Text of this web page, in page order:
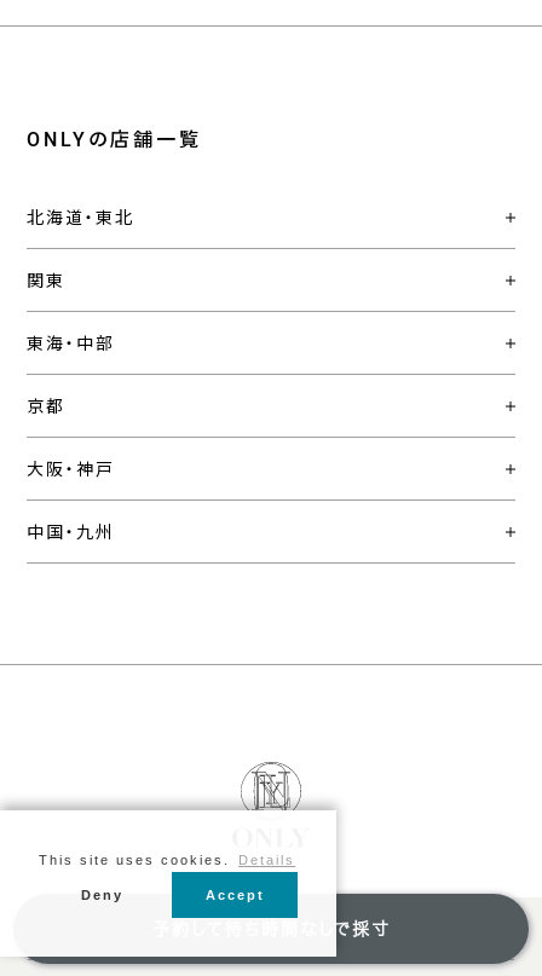
予約して待ち時間なしで採寸
ONLYの店舗一覧
北海道・東北
関東
東海・中部
京都
大阪・神戸
中国・九州
This site uses cookies. Details
Deny Accept